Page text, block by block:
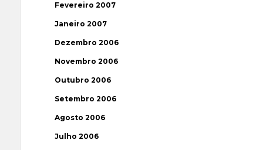
Fevereiro 2007
Janeiro 2007
Dezembro 2006
Novembro 2006
Outubro 2006
Setembro 2006
Agosto 2006
Julho 2006